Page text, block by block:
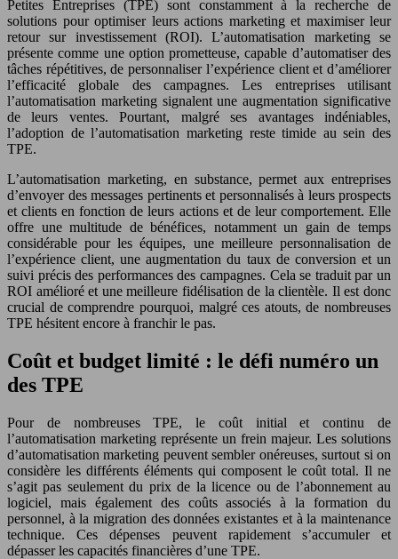
Petites Entreprises (TPE) sont constamment à la recherche de
solutions pour optimiser leurs actions marketing et maximiser leur
retour sur investissement (ROI). L’automatisation marketing se
présente comme une option prometteuse, capable d’automatiser des
tâches répétitives, de personnaliser l’expérience client et d’améliorer
l’efficacité globale des campagnes. Les entreprises utilisant
l’automatisation marketing signalent une augmentation significative
de leurs ventes. Pourtant, malgré ses avantages indéniables,
l’adoption de l’automatisation marketing reste timide au sein des
TPE.
L’automatisation marketing, en substance, permet aux entreprises
d’envoyer des messages pertinents et personnalisés à leurs prospects
et clients en fonction de leurs actions et de leur comportement. Elle
offre une multitude de bénéfices, notamment un gain de temps
considérable pour les équipes, une meilleure personnalisation de
l’expérience client, une augmentation du taux de conversion et un
suivi précis des performances des campagnes. Cela se traduit par un
ROI amélioré et une meilleure fidélisation de la clientèle. Il est donc
crucial de comprendre pourquoi, malgré ces atouts, de nombreuses
TPE hésitent encore à franchir le pas.
Coût et budget limité : le défi numéro un
des TPE
Pour de nombreuses TPE, le coût initial et continu de
l’automatisation marketing représente un frein majeur. Les solutions
d’automatisation marketing peuvent sembler onéreuses, surtout si on
considère les différents éléments qui composent le coût total. Il ne
s’agit pas seulement du prix de la licence ou de l’abonnement au
logiciel, mais également des coûts associés à la formation du
personnel, à la migration des données existantes et à la maintenance
technique. Ces dépenses peuvent rapidement s’accumuler et
dépasser les capacités financières d’une TPE.